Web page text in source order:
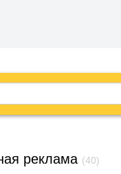
реклама (40)